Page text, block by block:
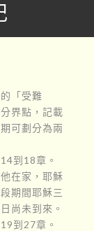
「受難
界點，記載
可劃分為兩
到18章。
在家，耶穌
期間耶穌三
尚未到來。
到27章。